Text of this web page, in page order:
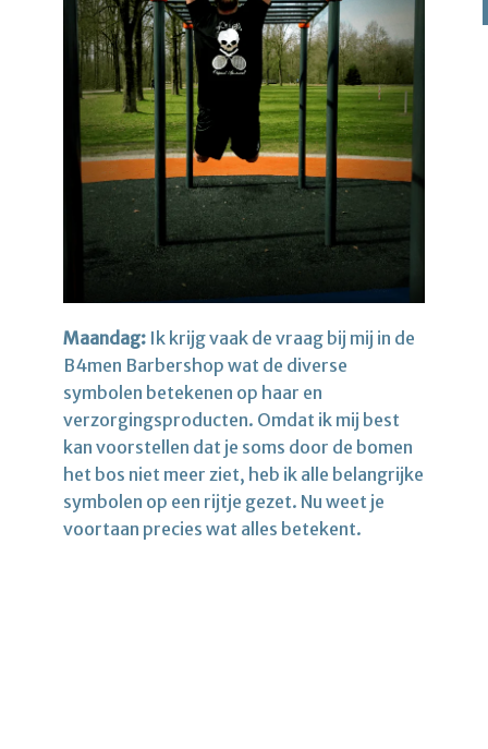
Maandag: Ik krijg vaak de vraag bij mij in de
B4men Barbershop wat de diverse
symbolen betekenen op haar en
verzorgingsproducten. Omdat ik mij best
kan voorstellen dat je soms door de bomen
het bos niet meer ziet, heb ik alle belangrijke
symbolen op een rijtje gezet. Nu weet je
voortaan precies wat alles betekent.